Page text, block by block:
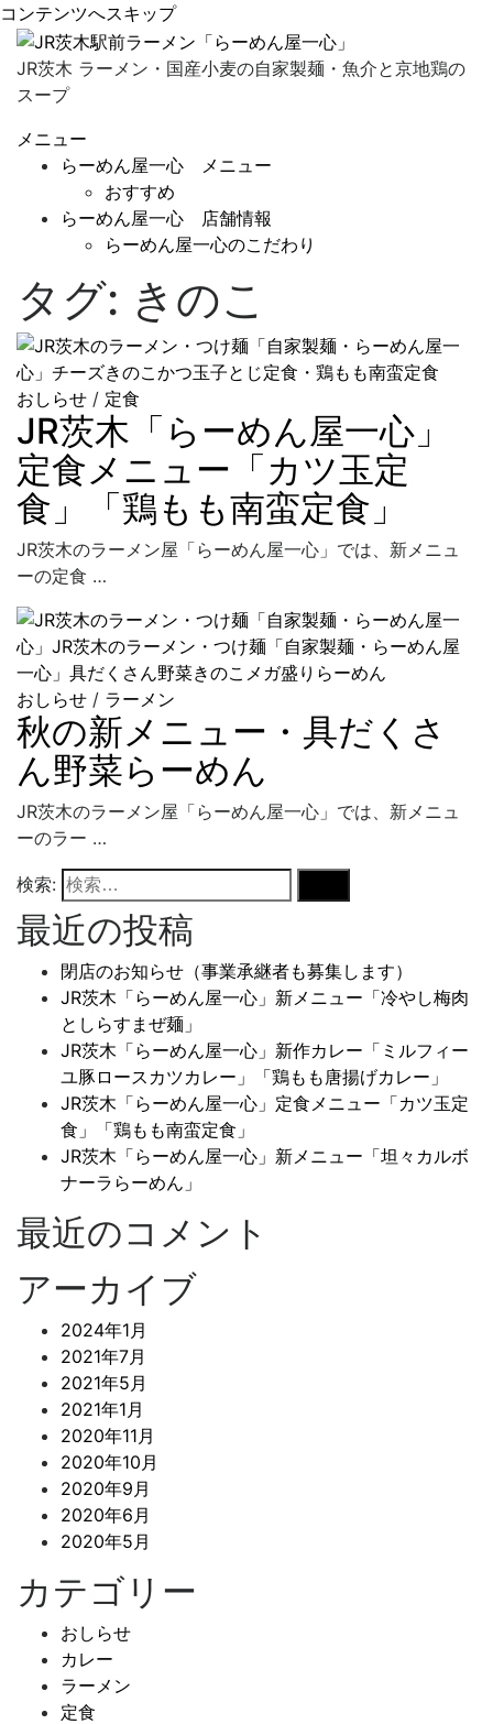
コンテンツへスキップ
JR茨木 ラーメン・国産小麦の自家製麺・魚介と京地鶏の
スープ
メニュー
らーめん屋一心 メニュー
おすすめ
らーめん屋一心 店舗情報
らーめん屋一心のこだわり
タグ: きのこ
おしらせ / 定食
JR茨木「らーめん屋一心」
定食メニュー「カツ玉定
食」「鶏もも南蛮定食」
JR茨木のラーメン屋「らーめん屋一心」では、新メニュ
ーの定食 …
おしらせ / ラーメン
秋の新メニュー・具だくさ
ん野菜らーめん
JR茨木のラーメン屋「らーめん屋一心」では、新メニュ
ーのラー …
検索:
最近の投稿
閉店のお知らせ（事業承継者も募集します）
JR茨木「らーめん屋一心」新メニュー「冷やし梅肉
としらすまぜ麺」
JR茨木「らーめん屋一心」新作カレー「ミルフィー
ユ豚ロースカツカレー」「鶏もも唐揚げカレー」
JR茨木「らーめん屋一心」定食メニュー「カツ玉定
食」「鶏もも南蛮定食」
JR茨木「らーめん屋一心」新メニュー「坦々カルボ
ナーラらーめん」
最近のコメント
アーカイブ
2024年1月
2021年7月
2021年5月
2021年1月
2020年11月
2020年10月
2020年9月
2020年6月
2020年5月
カテゴリー
おしらせ
カレー
ラーメン
定食